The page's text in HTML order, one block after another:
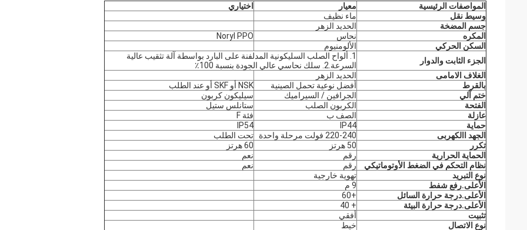
المواصفات الرئيسية معيار
اختياري
وسيط نقل
ماء نظيف
جسم المضخة
الحديد الزهر
المكره
نحاس
Noryl PPO
السكن الحركي
الألومنيوم
الجزء الثابت والدوار
1. ألواح الصلب السليكونية المدلفنة على البارد بواسطة آلة تثقيب عالية
السرعة.2. سلك نحاسي عالي الجودة بنسبة 100٪
الغلاف الامامى
الحديد الزهر
بالقرط أفضل نوعية تحمل الصينية
NSK أو SKF أو عند الطلب
ختم آلي
الجرافين / السيراميك
سيليكون كربون
الفتحة
الكربون الصلب
ستانلس ستيل
عازلة
الصف ب
فئة F
حماية
IP44
IP54
الجهد االكهربى
220-240 فولت مرحلة واحدة
تحت الطلب
تكرر
50 هرتز
60 هرتز
الحماية الحرارية
رقم
نعم
نظام التحكم في الضغط الأوتوماتيكي
رقم
نعم
نوع التبريد
تهوية خارجية
الأعلى.رفع شفط
9 م
الأعلى.درجة حرارة السائل
+60
الأعلى.درجة حرارة البيئة
+ 40
تثبيت
أفقي
نوع الاتصال
خيط